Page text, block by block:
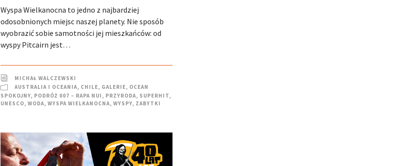
Wyspa Wielkanocna to jedno z najbardziej
odosobnionych miejsc naszej planety. Nie sposób
wyobrazić sobie samotności jej mieszkańców: od
wyspy Pitcairn jest…
MICHAŁ WALCZEWSKI
AUSTRALIA I OCEANIA, CHILE, GALERIE, OCEAN
SPOKOJNY, PODRÓŻ 007 – RAPA NUI , PRZYRODA, SUPERHIT,
UNESCO, WODA, WYSPA WIELKANOCNA, WYSPY, ZABYTKI